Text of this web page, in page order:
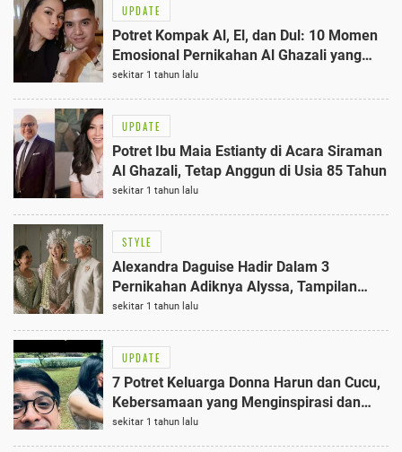
UPDATE
Potret Kompak Al, El, dan Dul: 10 Momen
Emosional Pernikahan Al Ghazali yang
Mengejutkan
sekitar 1 tahun lalu
UPDATE
Potret Ibu Maia Estianty di Acara Siraman
Al Ghazali, Tetap Anggun di Usia 85 Tahun
sekitar 1 tahun lalu
STYLE
Alexandra Daguise Hadir Dalam 3
Pernikahan Adiknya Alyssa, Tampilan
Mengagumkan Saat Akad Nikah 16 Juni
2025
sekitar 1 tahun lalu
UPDATE
7 Potret Keluarga Donna Harun dan Cucu,
Kebersamaan yang Menginspirasi dan
Penuh Makna
sekitar 1 tahun lalu